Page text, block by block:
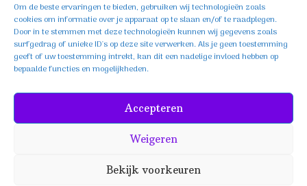
Om de beste ervaringen te bieden, gebruiken wij technologieën zoals
cookies om informatie over je apparaat op te slaan en/of te raadplegen.
Door in te stemmen met deze technologieën kunnen wij gegevens zoals
surfgedrag of unieke ID's op deze site verwerken. Als je geen toestemming
geeft of uw toestemming intrekt, kan dit een nadelige invloed hebben op
bepaalde functies en mogelijkheden.
Accepteren
Weigeren
Bekijk voorkeuren